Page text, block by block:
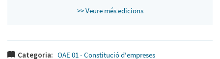
>> Veure més edicions
Categoria: OAE 01 - Constitució d'empreses